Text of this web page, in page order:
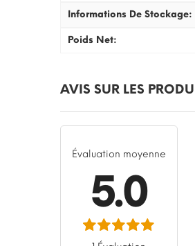
Informations De Stockage:
Poids Net:
AVIS SUR LES
Évaluation moyenne
5.0